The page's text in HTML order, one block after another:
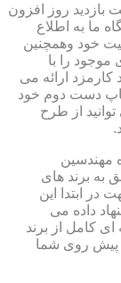
روز افزون
ما به اطلاع
خود وهمچنین
را با
ارائه می
دست دوم خود
از طرح
مهندسین
به برند های
در ابتدا این
داده می
کامل از برند
پیش روی شما